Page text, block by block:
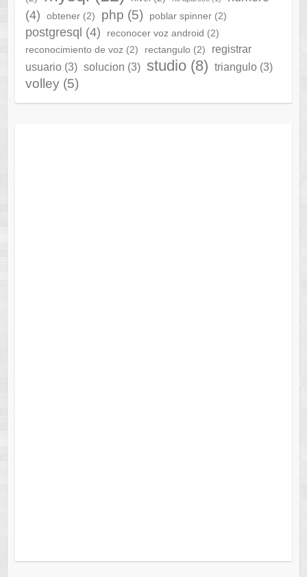
(4)
obtener(2) php (5) poblar spinner(2)
postgresql (4) reconocer voz android (2)
reconocimiento de voz(2) rectangulo (2)
registrar
usuario(3) solucion (3) studio(8) triangulo(3)
volley(5)